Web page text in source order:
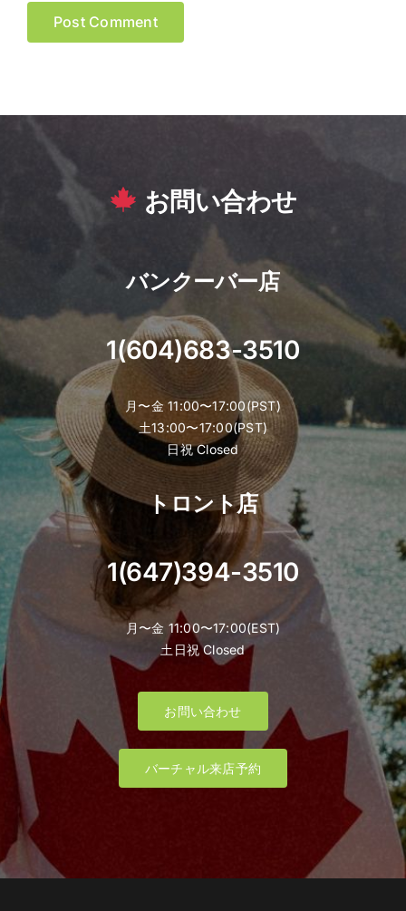
お問い合わせ
バンクーバー店
1(604)683-3510
月〜金 11:00〜17:00(PST)
土13:00〜17:00(PST)
日祝 Closed
トロント店
1(647)394-3510
月〜金 11:00〜17:00(EST)
土日祝 Closed
お問い合わせ
バーチャル来店予約